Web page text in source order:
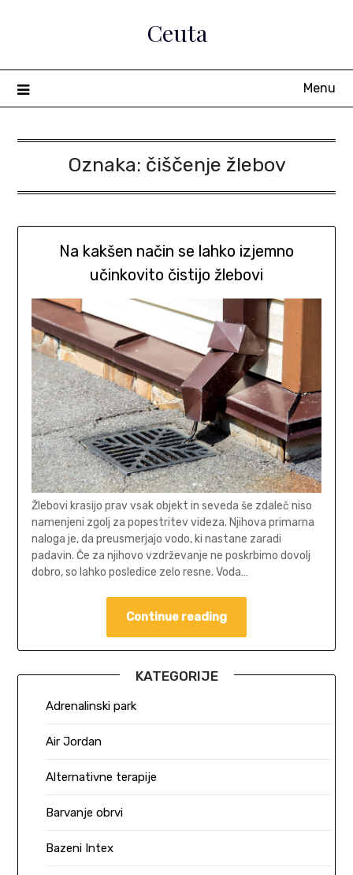
Ceuta
Menu
Oznaka: čiščenje žlebov
Na kakšen način se lahko izjemno
učinkovito čistijo žlebovi
Žlebovi krasijo prav vsak objekt in seveda še zdaleč niso
namenjeni zgolj za popestritev videza. Njihova primarna
naloga je, da preusmerjajo vodo, ki nastane zaradi
padavin. Če za njihovo vzdrževanje ne poskrbimo dovolj
dobro, so lahko posledice zelo resne. Voda…
Continue reading
KATEGORIJE
Adrenalinski park
Air Jordan
Alternativne terapije
Barvanje obrvi
Bazeni Intex